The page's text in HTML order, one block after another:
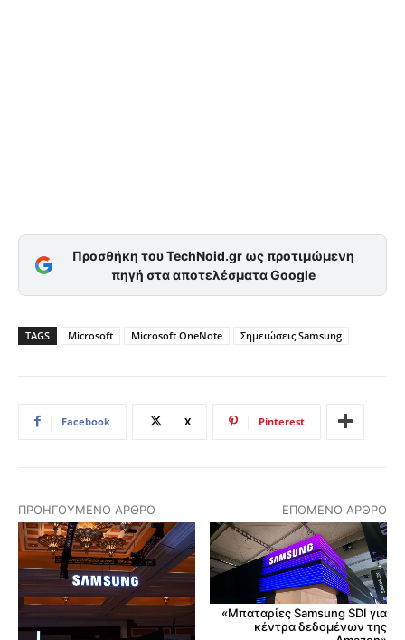
Προσθήκη του TechNoid.gr ως προτιμώμενη
πηγή στα αποτελέσματα Google
TAGS Microsoft Microsoft OneNote Σημειώσεις Samsung
Facebook X Pinterest
ΠΡΟΗΓΟΎΜΕΝΟ ΆΡΘΡΟ ΕΠΌΜΕΝΟ ΆΡΘΡΟ
«Μπαταρίες Samsung SDI για
κέντρα δεδομένων της